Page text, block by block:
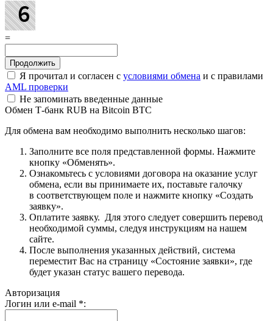
=
Я прочитал и согласен с условиями обмена и с правилами
AML проверки
Не запоминать введенные данные
Обмен Т-банк RUB на Bitcoin BTC
Для обмена вам необходимо выполнить несколько шагов:
Заполните все поля представленной формы. Нажмите
кнопку «Обменять».
Ознакомьтесь с условиями договора на оказание услуг
обмена, если вы принимаете их, поставьте галочку
в соответствующем поле и нажмите кнопку «Создать
заявку».
Оплатите заявку. Для этого следует совершить перевод
необходимой суммы, следуя инструкциям на нашем
сайте.
После выполнения указанных действий, система
переместит Вас на страницу «Состояние заявки», где
будет указан статус вашего перевода.
Авторизация
Логин или e-mail *: